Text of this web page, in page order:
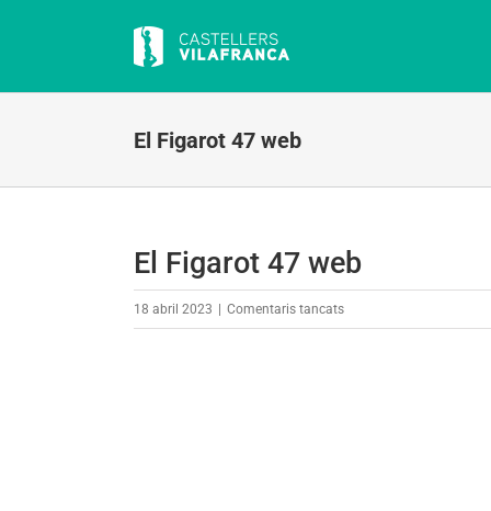
El Figarot 47 web
El Figarot 47 web
18 abril 2023 Comentaris tancatsa